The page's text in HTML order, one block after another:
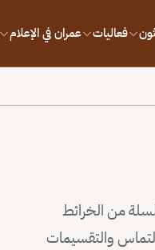
فعاليات عمران في الإعلام
من الخرائط
والتقسيمات